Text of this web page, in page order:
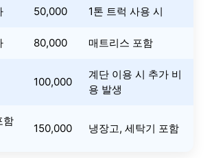
50,000 1톤 트럭 사용 시
80,000 매트리스 포함
100,000
계단 이용 시 추가 비
용 발생
함
150,000 냉장고, 세탁기 포함